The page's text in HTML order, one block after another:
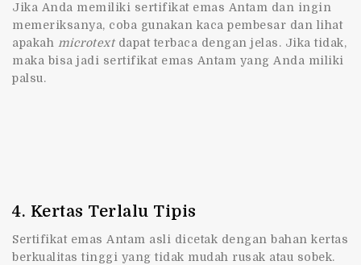
Jika Anda memiliki sertifikat emas Antam dan ingin
memeriksanya, coba gunakan kaca pembesar dan lihat
apakah microtextdapat terbaca dengan jelas. Jika tidak,
maka bisa jadi sertifikat emas Antam yang Anda miliki
palsu.
4. Kertas Terlalu Tipis
Sertifikat emas Antam asli dicetak dengan bahan kertas
berkualitas tinggi yang tidak mudah rusak atau sobek.